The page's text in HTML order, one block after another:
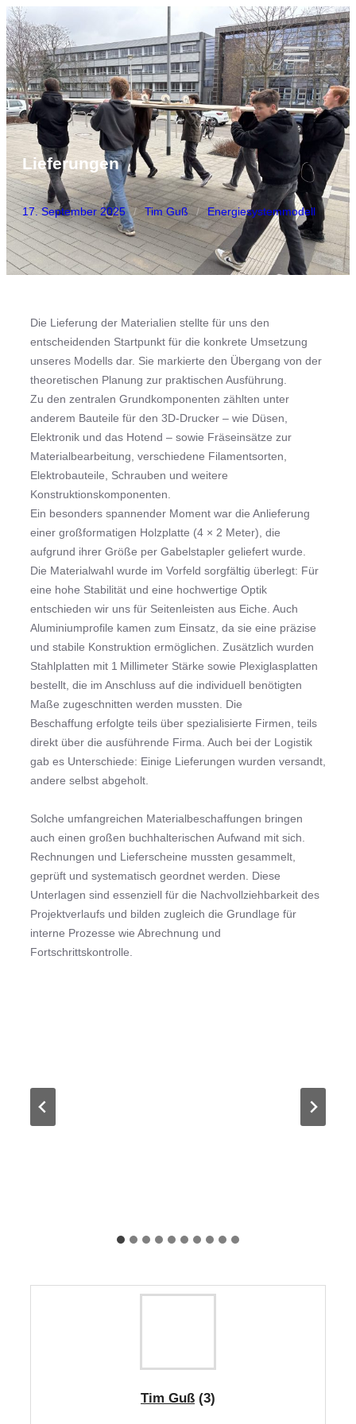
Zum
Inhalt
springen
Lieferungen
17. September 2025 / Tim Guß / Energiesystemmodell
Die Lieferung der Materialien stellte für uns den
entscheidenden Startpunkt für die konkrete Umsetzung
unseres Modells dar. Sie markierte den Übergang von der
theoretischen Planung zur praktischen Ausführung.
Zu den zentralen Grundkomponenten zählten unter
anderem Bauteile für den 3D-Drucker – wie Düsen,
Elektronik und das Hotend – sowie Fräseinsätze zur
Materialbearbeitung, verschiedene Filamentsorten,
Elektrobauteile, Schrauben und weitere
Konstruktionskomponenten.
Ein besonders spannender Moment war die Anlieferung
einer großformatigen Holzplatte (4 × 2 Meter), die
aufgrund ihrer Größe per Gabelstapler geliefert wurde.
Die Materialwahl wurde im Vorfeld sorgfältig überlegt: Für
eine hohe Stabilität und eine hochwertige Optik
entschieden wir uns für Seitenleisten aus Eiche. Auch
Aluminiumprofile kamen zum Einsatz, da sie eine präzise
und stabile Konstruktion ermöglichen. Zusätzlich wurden
Stahlplatten mit 1 Millimeter Stärke sowie Plexiglasplatten
bestellt, die im Anschluss auf die individuell benötigten
Maße zugeschnitten werden mussten. Die
Beschaffung erfolgte teils über spezialisierte Firmen, teils
direkt über die ausführende Firma. Auch bei der Logistik
gab es Unterschiede: Einige Lieferungen wurden versandt,
andere selbst abgeholt.
Solche umfangreichen Materialbeschaffungen bringen
auch einen großen buchhalterischen Aufwand mit sich.
Rechnungen und Lieferscheine mussten gesammelt,
geprüft und systematisch geordnet werden. Diese
Unterlagen sind essenziell für die Nachvollziehbarkeit des
Projektverlaufs und bilden zugleich die Grundlage für
interne Prozesse wie Abrechnung und
Fortschrittskontrolle.
Tim Guß (3)